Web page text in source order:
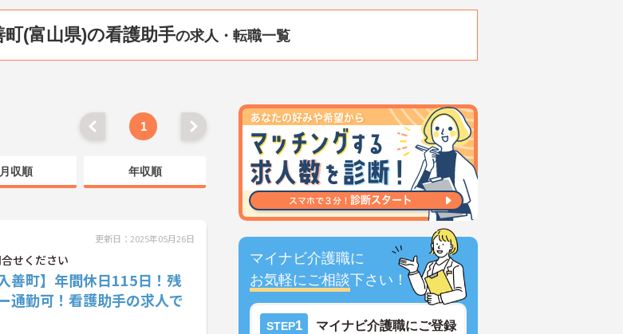
(富山県)の看護助手の求人・転職一覧
マイナビ介護職に
お気軽にご相談下さい！
STEP1 マイナビ介護職にご登録
1
月収順 年収順
更新日：2025年05月26日
せください
善町】年間休日115日！残
通勤可！看護助手の求人で